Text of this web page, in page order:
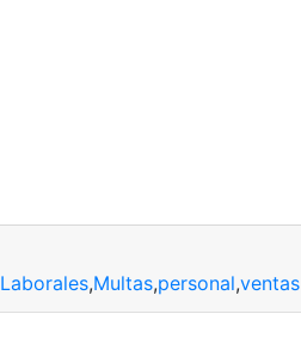
Laborales,Multas,personal,ventas